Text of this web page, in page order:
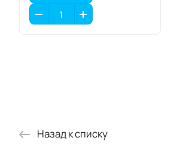
Назад к списку